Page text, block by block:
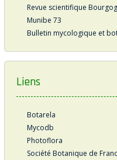
Revue scientifique
Munibe 73
Bulletin mycologique et
Liens
Botarela
Mycodb
Photoflora
Société Botanique de